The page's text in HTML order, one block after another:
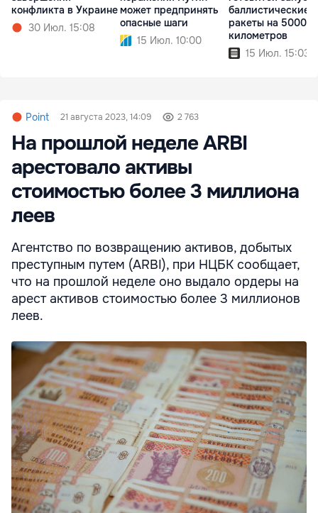
конфликта в Украине
30 Июл. 15:08
может предпринять
опасные шаги
15 Июл. 10:00
баллистические
ракеты на 5000
километров
15 Июл. 15:03
Point 21 августа 2023, 14:09 2 763
На прошлой неделе ARBI
арестовало активы
стоимостью более 3 миллиона
леев
Агентство по возвращению активов, добытых
преступным путем (ARBI), при НЦБК сообщает,
что на прошлой неделе оно выдало ордеры на
арест активов стоимостью более 3 миллионов
леев.